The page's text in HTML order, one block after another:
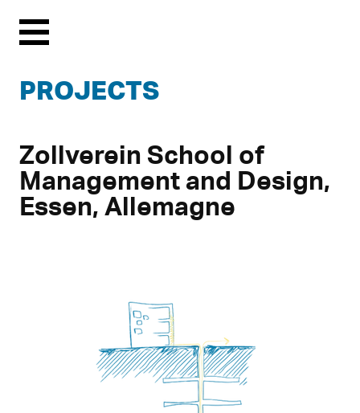
Menu
PROJECTS
Zollverein School of
Management and Design,
Essen, Allemagne